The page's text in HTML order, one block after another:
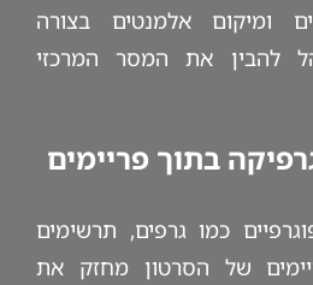
ומיקום אלמנטים בצורה
להבין את המסר המרכזי
כמו גרפים, תרשימים
של הסרטון מחזק את